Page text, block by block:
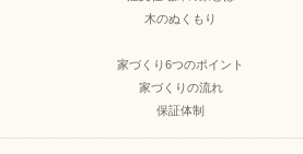
木のぬくもり
家づくり6つのポイント
家づくりの流れ
保証体制